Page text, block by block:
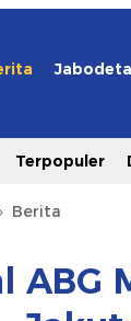
Terpopuler
Berita
ABG